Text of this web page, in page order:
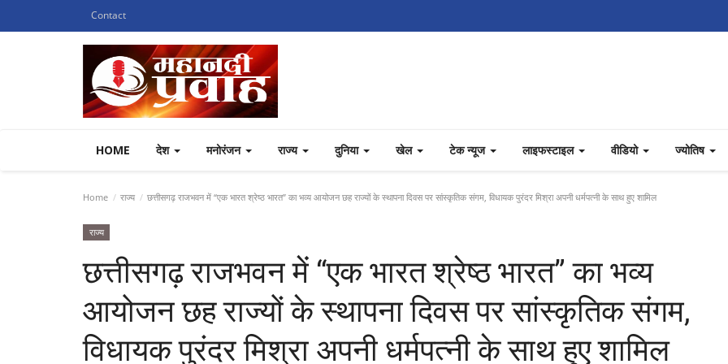
Contact
HOME देश मनोरंजन राज्य दुनिया खेल टेक न्यूज लाइफस्टाइल वीडियो ज्योतिष
Home राज्य छत्तीसगढ़ राजभवन में “एक भारत श्रेष्ठ भारत” का भव्य आयोजन छह राज्यों के स्थापना दिवस पर सांस्कृतिक संगम, विधायक पुरंदर मिश्रा अपनी धर्मपत्नी के साथ हुए शामिल
राज्य
छत्तीसगढ़ राजभवन में “एक भारत श्रेष्ठ भारत” का भव्य
आयोजन छह राज्यों के स्थापना दिवस पर सांस्कृतिक संगम,
विधायक पुरंदर मिश्रा अपनी धर्मपत्नी के साथ हुए शामिल